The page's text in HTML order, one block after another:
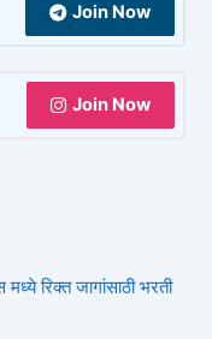
Join Now
Join Now
रिक्त जागांसाठी भरती